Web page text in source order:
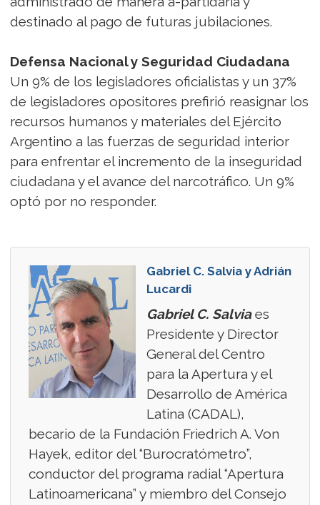
destinado al pago de futuras jubilaciones.
Defensa Nacional y Seguridad Ciudadana
Un 9% de los legisladores oficialistas y un 37%
de legisladores opositores prefirió reasignar los
recursos humanos y materiales del Ejército
Argentino a las fuerzas de seguridad interior
para enfrentar el incremento de la inseguridad
ciudadana y el avance del narcotráfico. Un 9%
optó por no responder.
Gabriel C. Salvia y Adrián
Lucardi
Gabriel C. Salviaes
Presidente y Director
General del Centro
para la Apertura y el
Desarrollo de América
Latina (CADAL),
becario de la Fundación Friedrich A. Von
Hayek, editor del “Burocratómetro”,
conductor del programa radial “Apertura
Latinoamericana” y miembro del Consejo